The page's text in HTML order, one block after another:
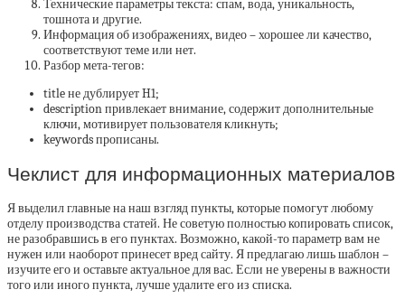
Технические параметры текста: спам, вода, уникальность,
тошнота и другие.
Информация об изображениях, видео – хорошее ли качество,
соответствуют теме или нет.
Разбор мета-тегов:
title не дублирует H1;
description привлекает внимание, содержит дополнительные
ключи, мотивирует пользователя кликнуть;
keywords прописаны.
Чеклист для информационных материалов
Я выделил главные на наш взгляд пункты, которые помогут любому
отделу производства статей. Не советую полностью копировать список,
не разобравшись в его пунктах. Возможно, какой-то параметр вам не
нужен или наоборот принесет вред сайту. Я предлагаю лишь шаблон –
изучите его и оставьте актуальное для вас. Если не уверены в важности
того или иного пункта, лучше удалите его из списка.